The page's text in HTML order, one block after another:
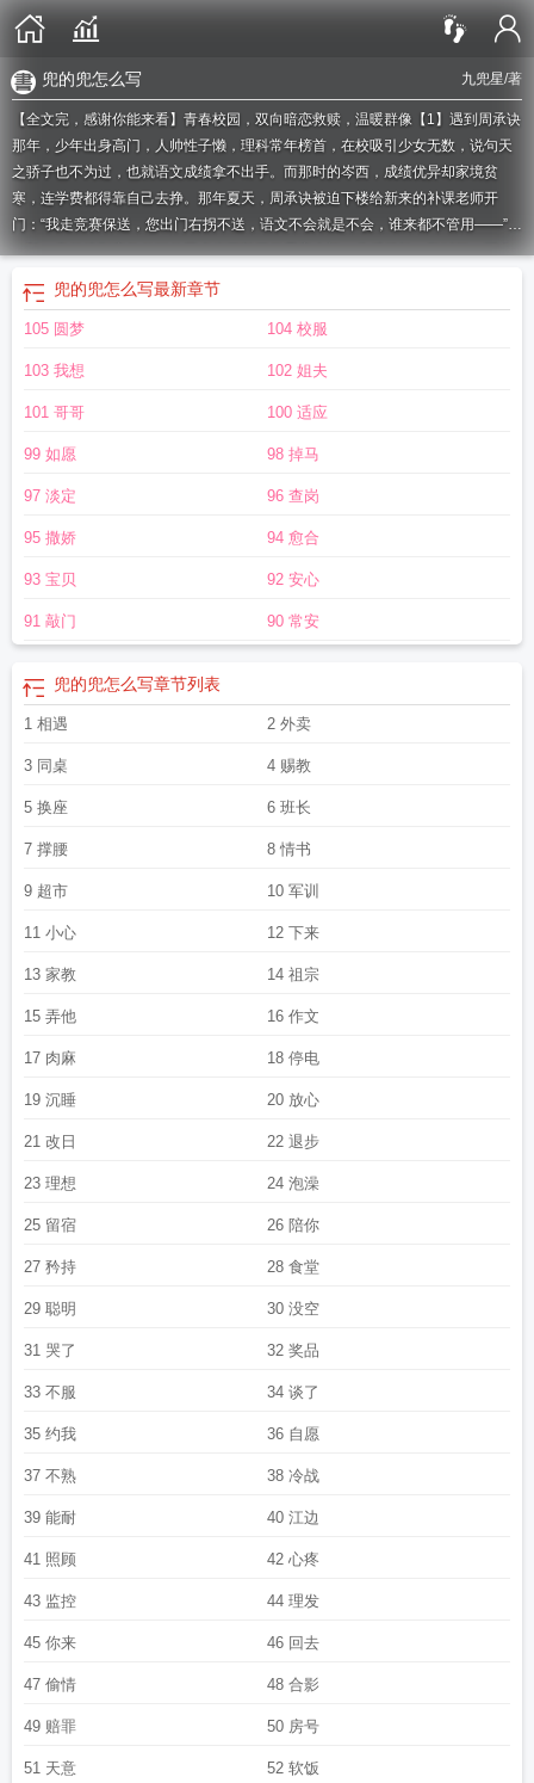
九兜星/著
兜的兜怎么写
【全文完，感谢你能来看】青春校园，双向暗恋救赎，温暖群像【1】遇到周承诀
那年，少年出身高门，人帅性子懒，理科常年榜首，在校吸引少女无数，说句天
之骄子也不为过，也就语文成绩拿不出手。而那时的岑西，成绩优异却家境贫
寒，连学费都得靠自己去挣。那年夏天，周承诀被迫下楼给新来的补课老师开
门：“我走竞赛保送，您出门右拐不送，语文不会就是不会，谁来都不管用——”下
一秒，意外接到家教兼职的同桌岑西敲开了周家大门。此后很长一段时间，两人
一同学习一道生活。她见识了从未踏入过的圈子，和一个只敢悄悄偷看的周承
诀。后来书房门口，她撞见少年冷冷道：“最讨厌文绉绉那一套。”也是那天，岑西
退掉了家教工作，至此收起一切小心翼翼看他的眼神。【2】大学重逢，少年仍旧
对他发出邀请。采访结束后，天之骄子卑微地红了眼，当众紧攥她手腕：“我找你
好苦。”周承诀自嘲道：“情书都学着写到一半了，小老师跑了。”岑西鼻尖微酸：
圈，还好你还在这里，从未走远。」（男女主同班，男主大女主一岁）暗恋x死装
坚韧小可怜x爹系少年恋爱脑最初的死装：表面上：普通同桌，我们很熟吗？背地
伤？在岑西面前：这点伤……如果没我女朋友心疼，可能会死。文案存档
期追妻火葬场陈初从小依赖那位一直寄养在家中的哥哥。直到十岁那年，哥哥被
亲生父母带离，自己也随爸妈远赴海外，兄妹二人至此断了联系。期间一场意
外，使得裴起朝听力严重受损，也让他变得沉默寡言，脸上不再有笑容，生人勿
生森冷的眼神，和一言不发摔上的房门。后来，女孩用尽全力拦下他，将纸条递
到他面前“爸妈太忙了，家里没人管我，我好饿，哥。”至此，她用一张纸条两滴眼
费仅有五块，却没让陈初挨过一顿饿。他把自己掏空了给她，但能给的还是远远
不够。毕业那年，陈初想和他恋爱结婚，裴起朝拒绝了。她跟谁都比跟他好。陈
冷漠，冷漠地送走了她好几个联姻对象。“这个不够好，那个也差点意思，再挑
挑。”从前觉得她跟谁都比跟自己好，如今不是自己，换谁他都不放心，也不甘
惯，对他说话下意识大声些。友人调侃：“这姑娘平常对谁都礼貌，独独对你脾气
只对我。”「你伸手拉我出阴霾，那我一辈子誓死为你保驾护航。」吵架好，吵架
妙，吵架也得一块回家睡觉觉。公主不会落魄，少年会疯狂崛起。小太阳x疯子
个圈全本免费阅读
兜了一个圈最新章节列表兜了一个圈江予淮
兜星全文
兜了一个圈番外免费阅读
画兜了一个圈免费阅读书檀 兜了一个圈九兜星
百度TXT
兜了一个圈结局是什么
一个圈免费阅读江予淮
兜了一个圈加番外txt兜了一个圈TXT
册免费阅读
兜了一个圈九兜星免费阅读兜了一个圈晋江
江兜了一圈 兜了一个圈 九兜星
了一个圈by九兜星
兜着圈子慢慢绕什么意思兜了一个圈全文免费阅读无错版
费兜了一个圈by九兜星百度 兜了一个圈书檀兜了一大圈
么写
兜了一个圈子 兜了一个圈txt
了一个圈女主身世
兜了一个圈by九兜星全文免费阅读
笔趣阁txt
兜了一个圈笔下文学
兜了一个圈岑西身世 兜了一个圈西by九兜星
父母幸福兜了一个圈 兜了一个圈by九兜星txt兜了一个圈岑西周承诀
了一个圈by九兜
兜了一个圈by九兜星第14章兜了一个圈免费
阁正版阅读
兜了一个圈晋江文学城
个圈简介
兜的兜怎么写最新章节
105 圆梦 104 校服
103 我想 102 姐夫
101 哥哥 100 适应
99 如愿 98 掉马
97 淡定 96 查岗
95 撒娇 94 愈合
93 宝贝 92 安心
91 敲门 90 常安
兜的兜怎么写章节列表
1 相遇 2 外卖
3 同桌 4 赐教
5 换座 6 班长
7 撑腰 8 情书
9 超市 10 军训
11 小心 12 下来
13 家教 14 祖宗
15 弄他 16 作文
17 肉麻 18 停电
19 沉睡 20 放心
21 改日 22 退步
23 理想 24 泡澡
25 留宿 26 陪你
27 矜持 28 食堂
29 聪明 30 没空
31 哭了 32 奖品
33 不服 34 谈了
35 约我 36 自愿
37 不熟 38 冷战
39 能耐 40 江边
41 照顾 42 心疼
43 监控 44 理发
45 你来 46 回去
47 偷情 48 合影
49 赔罪 50 房号
51 天意 52 软饭